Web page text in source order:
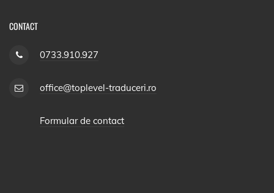
CONTACT
0733.910.927
office@toplevel-traduceri.ro
Formular de contact